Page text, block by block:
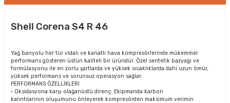
Shell Corena S4 R 46
Yağ banyolu her tür vidalı ve kanatlı hava kompresörlerinde mükemmel
performans gösteren üstün kaliteli bir üründür. Özel sentetik bazyağı ve
formülasyonu ile en zorlu şartlarda ve yüksek sıcaklıklarda dahi uzun ömür,
yüksek performans ve sorunsuz operasyon sağlar.
PERFORMANS ÖZELLİKLERİ
• Oksidasyona karşı olağanüstü direnç: Ekipmanda karbon
kalıntılarının oluşumunu önleyerek kompresörden maksimum verimin